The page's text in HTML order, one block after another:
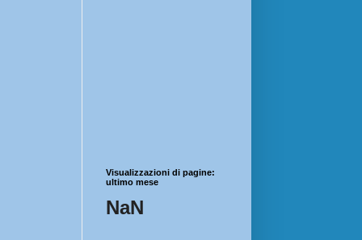
Visualizzazioni di pagine:
ultimo mese
NaN